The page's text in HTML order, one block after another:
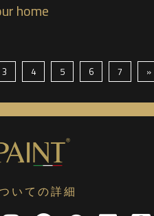
home
3 4 5 6 7 »
いての詳細